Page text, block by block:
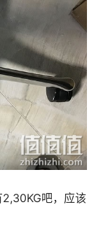
吧，应该